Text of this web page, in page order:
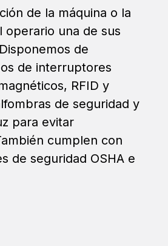
de la máquina o la
operario una de sus
de
de interruptores
RFID y
de seguridad y
para evitar
cumplen con
de seguridad OSHA e